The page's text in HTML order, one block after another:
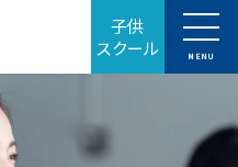
子供
スクール MENU